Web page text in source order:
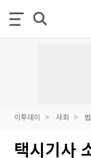
이투데이 사회
택시기사